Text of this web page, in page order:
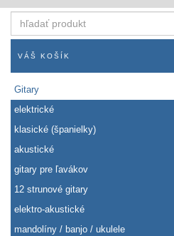
produkt
VÁŠ KOŠÍK
Gitary
elektrické
klasické (španielky)
akustické
gitary pre ľavákov
12 strunové gitary
elektro-akustické
mandolíny / banjo / ukulele